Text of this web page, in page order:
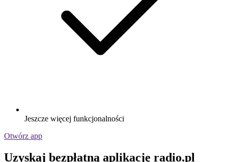
Jeszcze więcej funkcjonalności
Otwórz app
Uzyskaj bezpłatną aplikację radio.pl